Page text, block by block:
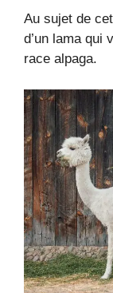
Au sujet de
d’un lama qui
race alpaga.